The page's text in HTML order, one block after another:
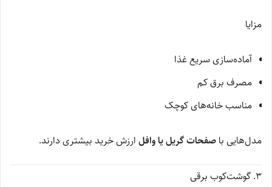
مزایا
آماده‌سازی سریع غذا
مصرف برق کم
مناسب خانه‌های کوچک
مدل‌هایی با صفحات گریل یا وافل ارزش خرید بیشتری دارند.
۳. گوشت‌کوب برقی